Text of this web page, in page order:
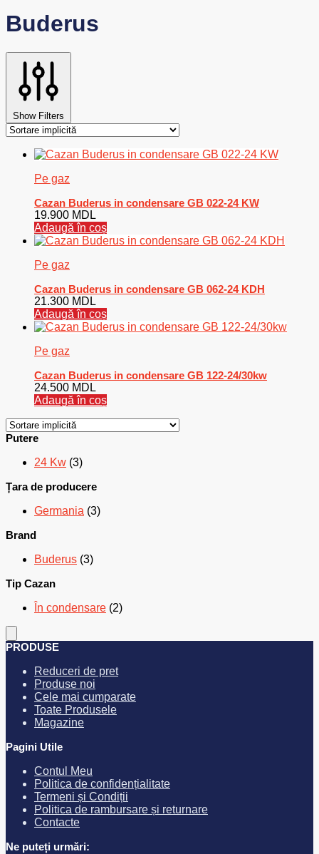
Buderus
Show Filters
Pe gaz
Cazan Buderus in condensare GB 022-24 KW
19.900 MDL
Adaugă în coș
Pe gaz
Cazan Buderus in condensare GB 062-24 KDH
21.300 MDL
Adaugă în coș
Pe gaz
Cazan Buderus in condensare GB 122-24/30kw
24.500 MDL
Adaugă în coș
Putere
24 Kw (3)
Țara de producere
Germania (3)
Brand
Buderus (3)
Tip Cazan
În condensare (2)
PRODUSE
Reduceri de pret
Produse noi
Cele mai cumparate
Toate Produsele
Magazine
Pagini Utile
Contul Meu
Politica de confidențialitate
Termeni și Condiții
Politica de rambursare și returnare
Contacte
Ne puteți urmări: